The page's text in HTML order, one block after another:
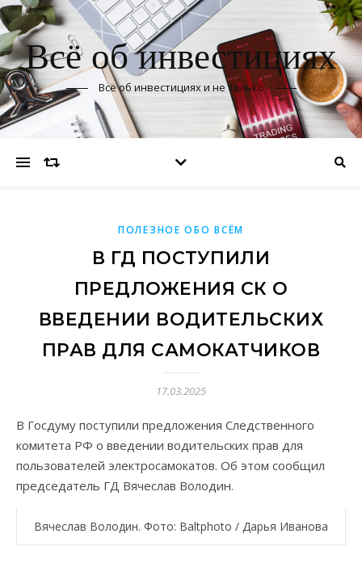
Всё об инвестициях
Всё об инвестициях и не только
ПОЛЕЗНОЕ ОБО ВСЁМ
В ГД ПОСТУПИЛИ
ПРЕДЛОЖЕНИЯ СК О
ВВЕДЕНИИ ВОДИТЕЛЬСКИХ
ПРАВ ДЛЯ САМОКАТЧИКОВ
17.03.2025
В Госдуму поступили предложения Следственного
комитета РФ о введении водительских прав для
пользователей электросамокатов. Об этом сообщил
председатель ГД Вячеслав Володин.
Вячеслав Володин. Фото: Baltphoto / Дарья Иванова